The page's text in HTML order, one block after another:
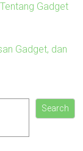
Gadget
Gadget, dan
Search